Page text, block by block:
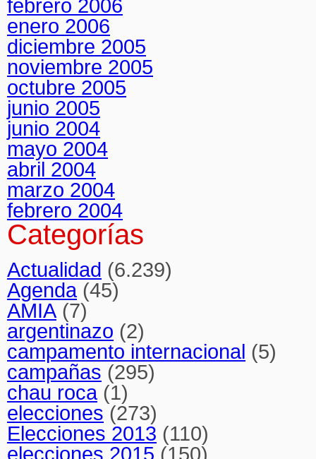
febrero 2006
enero 2006
diciembre 2005
noviembre 2005
octubre 2005
junio 2005
junio 2004
mayo 2004
abril 2004
marzo 2004
febrero 2004
Categorías
Actualidad (6.239)
Agenda(45)
AMIA (7)
argentinazo (2)
campamento internacional (5)
campañas (295)
chau roca(1)
elecciones (273)
Elecciones 2013 (110)
elecciones 2015 (150)